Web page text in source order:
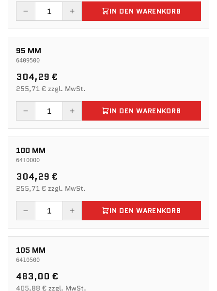
IN DEN WARENKORB
95 MM
6409500
304,29 €
255,71 € zzgl. MwSt.
IN DEN WARENKORB
100 MM
6410000
304,29 €
255,71 € zzgl. MwSt.
IN DEN WARENKORB
105 MM
6410500
483,00 €
405,88 € zzgl. MwSt.